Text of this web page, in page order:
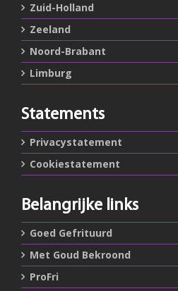
Zuid-Holland
Zeeland
Noord-Brabant
Limburg
Statements
Privacystatement
Cookiestatement
Belangrijke links
Goed Gefrituurd
Met Goud Bekroond
ProFri